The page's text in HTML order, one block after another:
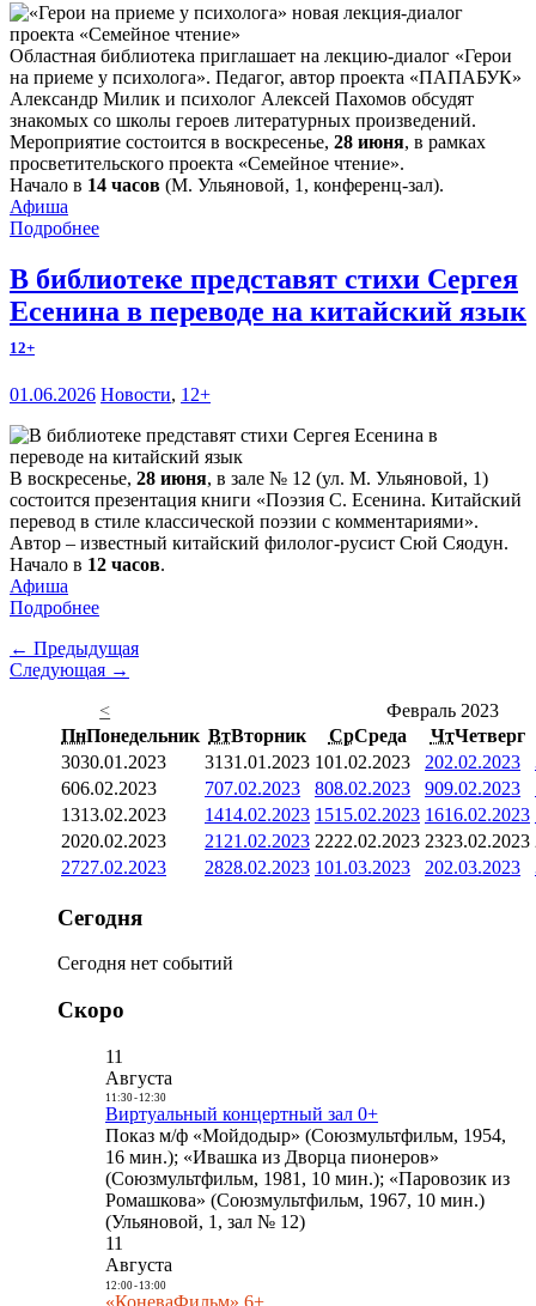
Областная библиотека приглашает на лекцию-диалог «Герои
на приеме у психолога». Педагог, автор проекта «ПАПАБУК»
Александр Милик и психолог Алексей Пахомов обсудят
знакомых со школы героев литературных произведений.
Мероприятие состоится в воскресенье, 28 июня, в рамках
просветительского проекта «Семейное чтение».
Начало в 14 часов (М. Ульяновой, 1, конференц-зал).
Афиша
Подробнее
В библиотеке представят стихи Сергея
Есенина в переводе на китайский язык
12+
01.06.2026 Новости, 12+
В воскресенье, 28 июня, в зале № 12 (ул. М. Ульяновой, 1)
состоится презентация книги «Поэзия С. Есенина. Китайский
перевод в стиле классической поэзии с комментариями».
Автор – известный китайский филолог-русист Сюй Сяодун.
Начало в 12 часов.
Афиша
Подробнее
← Предыдущая
Следующая →
<
Февраль 2023
ПнПонедельник ВтВторник СрСреда ЧтЧетверг
3030.01.2023 3131.01.2023 101.02.2023 202.02.2023
606.02.2023 707.02.2023 808.02.2023 909.02.2023
1313.02.2023 1414.02.2023 1515.02.2023 1616.02.2023
2020.02.2023 21 21.02.2023 2222.02.2023 2323.02.2023
2727.02.2023 2828.02.2023 101.03.2023 202.03.2023
Сегодня
Сегодня нет событий
Скоро
11
Августа
11:30- 12:30
Виртуальный концертный зал 0+
Показ м/ф «Мойдодыр» (Союзмультфильм, 1954,
16 мин.); «Ивашка из Дворца пионеров»
(Союзмультфильм, 1981, 10 мин.); «Паровозик из
Ромашкова» (Союзмультфильм, 1967, 10 мин.)
(Ульяновой, 1, зал № 12)
11
Августа
12:00- 13:00
«КоневаФильм» 6+